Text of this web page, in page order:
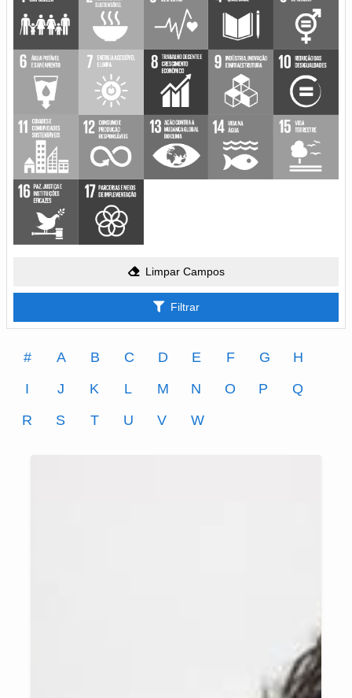
Limpar Campos
Filtrar
# A B C D E F G
H
I
J K L M N O P
Q
R
S T U V W